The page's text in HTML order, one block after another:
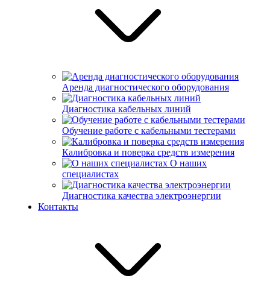
Аренда диагностического оборудования
Диагностика кабельных линий
Обучение работе с кабельными тестерами
Калибровка и поверка средств измерения
О наших
специалистах
Диагностика качества электроэнергии
Контакты